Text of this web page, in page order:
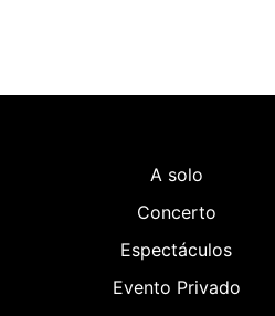
A solo
Concerto
Espectáculos
Evento Privado